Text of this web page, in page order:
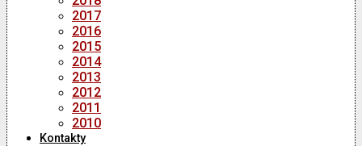
2017
2016
2015
2014
2013
2012
2011
2010
Kontakty